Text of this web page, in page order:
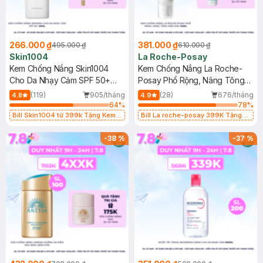
266.000 ₫495.000 ₫
Skin1004
Kem Chống Nắng Skin1004
Cho Da Nhạy Cảm SPF 50+
50ml
4.8 (119)
905/tháng
64%
Bill Skin1004 từ 399k Tặng Kem
SPF 50+ 20ml (SL Có Hạn)
381.000 ₫610.000 ₫
La Roche-Posay
Kem Chống Nắng La Roche-
Posay Phổ Rộng, Nâng Tông
Kiềm Dầu 50ml
4.9 (28)
676/tháng
78%
Bill La roche-posay 399K Tặng
(SL có hạn)
-38% -37%